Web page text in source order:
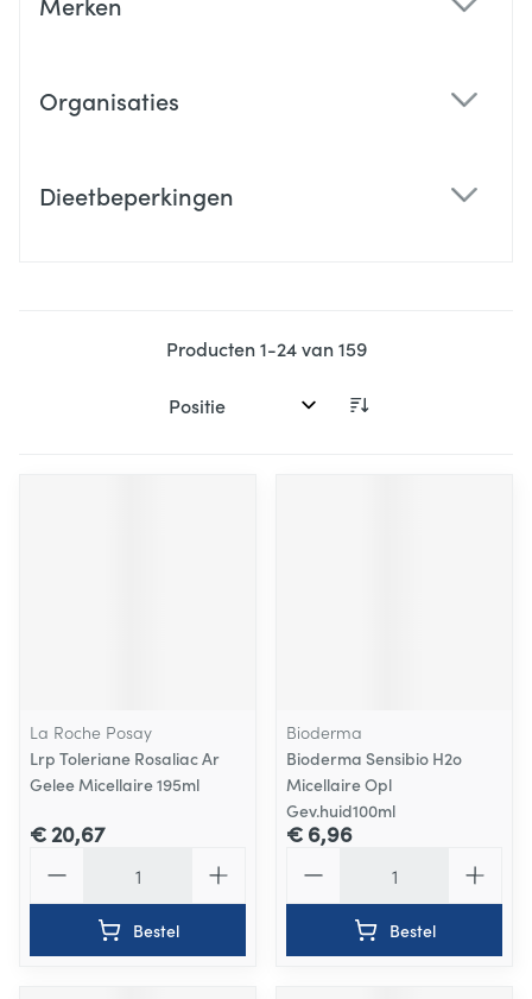
Organisaties
Dieetbeperkingen
Producten1-24van159
Sorteer op:
La Roche Posay
Lrp Toleriane Rosaliac Ar
Gelee Micellaire 195ml
€ 20,67
Bestel
Bioderma
Bioderma Sensibio H2o
Micellaire Opl
Gev.huid100ml
€ 6,96
Bestel